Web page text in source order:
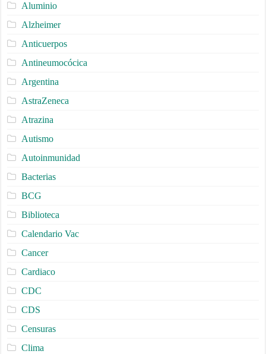
Aluminio
Alzheimer
Anticuerpos
Antineumocócica
Argentina
AstraZeneca
Atrazina
Autismo
Autoinmunidad
Bacterias
BCG
Biblioteca
Calendario Vac
Cancer
Cardiaco
CDC
CDS
Censuras
Clima